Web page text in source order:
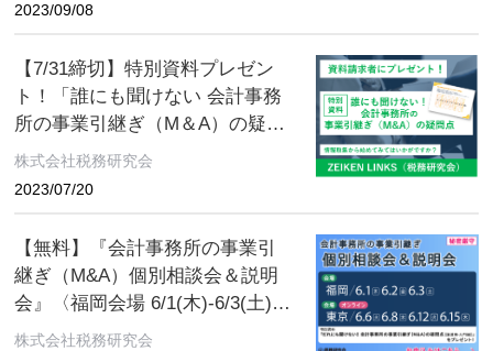
2023/09/08
【7/31締切】特別資料プレゼン
ト！「誰にも聞けない 会計事務
所の事業引継ぎ（M＆A）の疑問
点［譲渡用・入門編］」「知っ
株式会社税務研究会
2023/07/20
【無料】『会計事務所の事業引
継ぎ（M&A）個別相談会＆説明
会』〈福岡会場 6/1(木)‐6/3(土)／
東京会場6/6(火)‐6/15(木)〉【特
株式会社税務研究会